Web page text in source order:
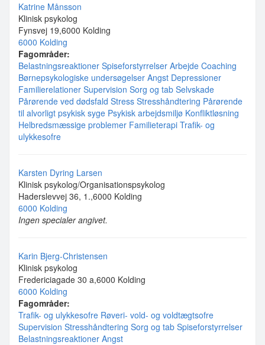
Katrine Månsson
Klinisk psykolog
Fynsvej 19,6000 Kolding
6000 Kolding
Fagområder:
Belastningsreaktioner Spiseforstyrrelser Arbejde Coaching
Børnepsykologiske undersøgelser Angst Depressioner
Familierelationer Supervision Sorg og tab Selvskade
Pårørende ved dødsfald Stress Stresshåndtering Pårørende
til alvorligt psykisk syge Psykisk arbejdsmiljø Konfliktløsning
Helbredsmæssige problemer Familieterapi Trafik- og
ulykkesofre
Karsten Dyring Larsen
Klinisk psykolog/Organisationspsykolog
Haderslevvej 36, 1.,6000 Kolding
6000 Kolding
Ingen specialer angivet.
Karin Bjerg-Christensen
Klinisk psykolog
Fredericiagade 30 a,6000 Kolding
6000 Kolding
Fagområder:
Trafik- og ulykkesofre Røveri- vold- og voldtægtsofre
Supervision Stresshåndtering Sorg og tab Spiseforstyrrelser
Belastningsreaktioner Angst